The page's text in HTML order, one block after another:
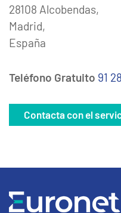
28108 Alcobendas,
Madrid,
España
Teléfono Gratuito 91
Contacta con el